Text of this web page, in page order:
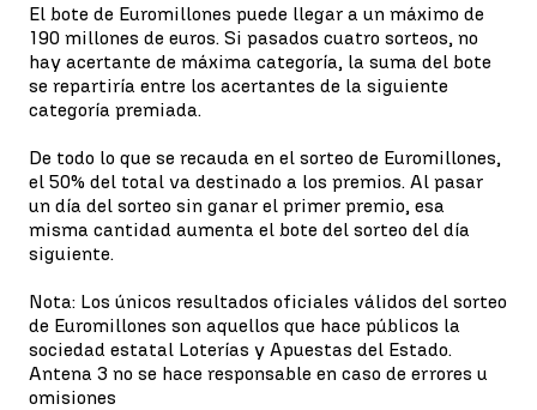
El bote de Euromillones puede llegar a un máximo de
190 millones de euros. Si pasados cuatro sorteos, no
hay acertante de máxima categoría, la suma del bote
se repartiría entre los acertantes de la siguiente
categoría premiada.
De todo lo que se recauda en el sorteo de Euromillones,
el 50% del total va destinado a los premios. Al pasar
un día del sorteo sin ganar el primer premio, esa
misma cantidad aumenta el bote del sorteo del día
siguiente.
Nota: Los únicos resultados oficiales válidos del sorteo
de Euromillones son aquellos que hace públicos la
sociedad estatal Loterías y Apuestas del Estado.
Antena 3 no se hace responsable en caso de errores u
omisiones